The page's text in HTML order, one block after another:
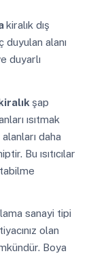
kiralık dış
alanı
duyarlı
şap
ısıtmak
daha
Bu ısıtıcılar
sanayi tipi
olan
Boya